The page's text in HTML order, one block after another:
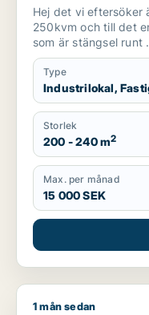
i Söderort
Hej det vi eftersöker
250kvm och till det
som är stängsel runt
Type
Industrilokal,
Storlek
200 - 240 m2
Max. per månad
15 000 SEK
Chihan söker lager,
1 mån sedan